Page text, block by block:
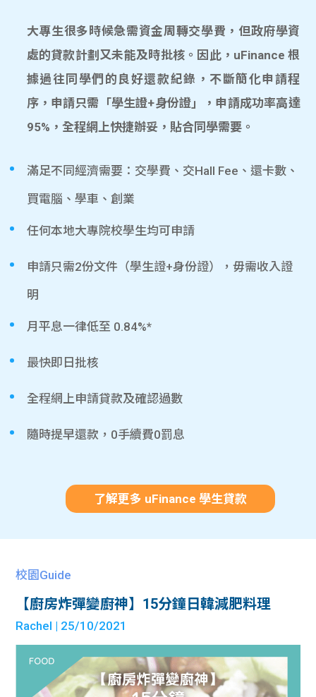
大專生很多時候急需資金周轉交學費，但政府學資
處的貸款計劃又未能及時批核。因此，uFinance 根
據過往同學們的良好還款紀錄，不斷簡化申請程
序，申請只需「學生證+身份證」，申請成功率高達
95%，全程網上快捷辦妥，貼合同學需要。
滿足不同經濟需要：交學費、交Hall Fee、還卡數、
買電腦、學車、創業
任何本地大專院校學生均可申請
申請只需2份文件（學生證+身份證），毋需收入證
明
月平息一律低至 0.84%*
最快即日批核
全程網上申請貸款及確認過數
隨時提早還款，0手續費0罰息
了解更多 uFinance 學生貸款
校園Guide
【廚房炸彈變廚神】15分鐘日韓減肥料理
Rachel | 25/10/2021